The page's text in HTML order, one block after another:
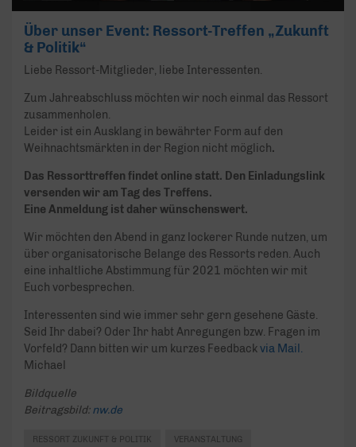
Über unser Event: Ressort-Treffen „Zukunft
& Politik“
Liebe Ressort-Mitglieder, liebe Interessenten.
Zum Jahreabschluss möchten wir noch einmal das Ressort
zusammenholen.
Leider ist ein Ausklang in bewährter Form auf den
Weihnachtsmärkten in der Region nicht möglich.
Das Ressorttreffen findet online statt. Den Einladungslink
versenden wir am Tag des Treffens.
Eine Anmeldung ist daher wünschenswert.
Wir möchten den Abend in ganz lockerer Runde nutzen, um
über organisatorische Belange des Ressorts reden. Auch
eine inhaltliche Abstimmung für 2021 möchten wir mit
Euch vorbesprechen.
Interessenten sind wie immer sehr gern gesehene Gäste.
Seid Ihr dabei? Oder Ihr habt Anregungen bzw. Fragen im
Vorfeld? Dann bitten wir um kurzes Feedbackvia Mail.
Michael
Bildquelle
Beitragsbild:nw.de
RESSORT ZUKUNFT & POLITIK VERANSTALTUNG